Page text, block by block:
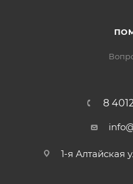
8
1-я Алтайская